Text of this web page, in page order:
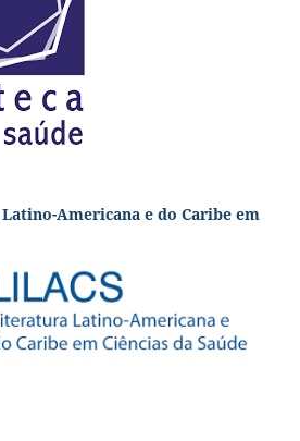
Americana e do Caribe em